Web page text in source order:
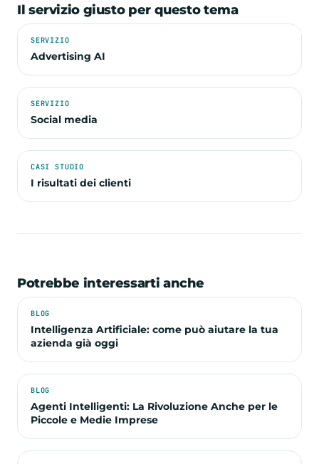
Il servizio giusto per questo tema
SERVIZIO
Advertising AI
SERVIZIO
Social media
CASI STUDIO
I risultati dei clienti
Potrebbe interessarti anche
BLOG
Intelligenza Artificiale: come può aiutare la tua
azienda già oggi
BLOG
Agenti Intelligenti: La Rivoluzione Anche per le
Piccole e Medie Imprese